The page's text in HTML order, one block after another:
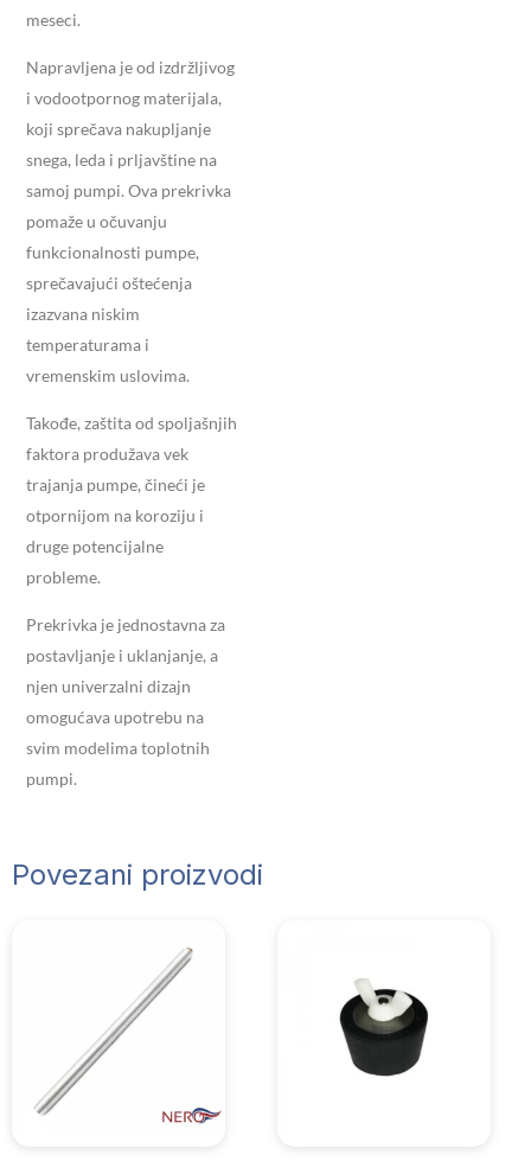
meseci.
Napravljena je od izdržljivog
i vodootpornog materijala,
koji sprečava nakupljanje
snega, leda i prljavštine na
samoj pumpi. Ova prekrivka
pomaže u očuvanju
funkcionalnosti pumpe,
sprečavajući oštećenja
izazvana niskim
temperaturama i
vremenskim uslovima.
Takođe, zaštita od spoljašnjih
faktora produžava vek
trajanja pumpe, čineći je
otpornijom na koroziju i
druge potencijalne
probleme.
Prekrivka je jednostavna za
postavljanje i uklanjanje, a
njen univerzalni dizajn
omogućava upotrebu na
svim modelima toplotnih
pumpi.
Povezani proizvodi